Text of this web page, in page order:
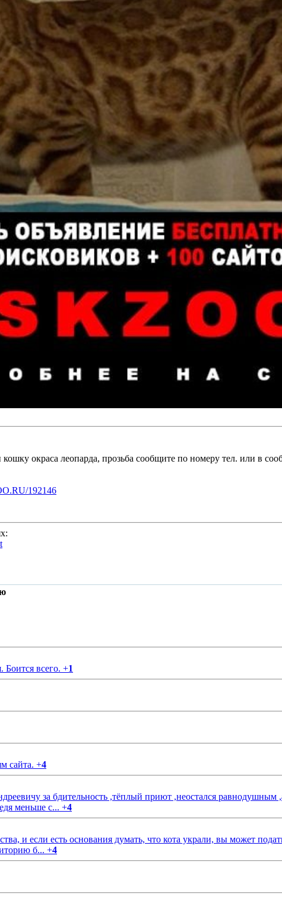
окраса леопарда, прозьба сообщите по номеру тел. или в
192146
всего. +1
сайта. +4
за бдительность ,тёплый приют ,неостался
меньше с... +4
и если есть основания думать, что кота украли, вы может
б... +4